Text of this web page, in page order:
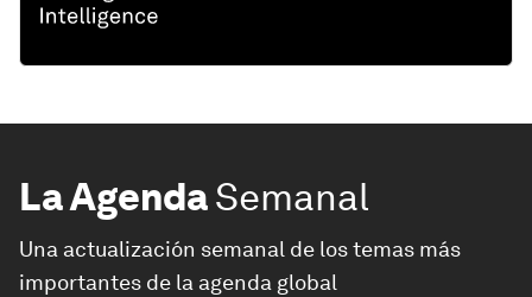
La AgendaSemanal
Una actualización semanal de los temas más
importantes de la agenda global